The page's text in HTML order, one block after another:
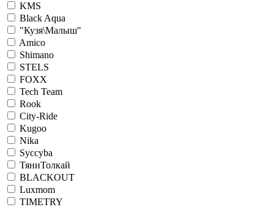
KMS
Black Aqua
"Кузя\Малыш"
Amico
Shimano
STELS
FOXX
Tech Team
Rook
City-Ride
Kugoo
Nika
Syccyba
ТяниТолкай
BLACKOUT
Luxmom
TIMETRY